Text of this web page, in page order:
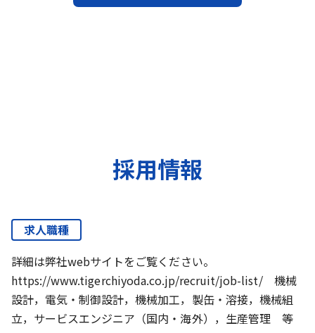
採用情報
求人職種
詳細は弊社webサイトをご覧ください。
https://www.tigerchiyoda.co.jp/recruit/job-list/ 機械
設計，電気・制御設計，機械加工，製缶・溶接，機械組
立，サービスエンジニア（国内・海外），生産管理 等